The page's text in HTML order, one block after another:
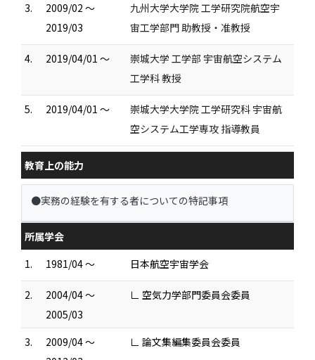
3.
2009/02 ～
2019/03
九州大学大学院 工学研究院航空宇
宙工学部門 助教授・准教授
4. 2019/04/01 ～
崇城大学 工学部 宇宙航空システム
工学科 教授
5. 2019/04/01 ～
崇城大学大学院 工学研究科 宇宙航
空システム工学専攻 指導教員
教育上の能力
●実務の経験を有する者についての特記事項
所属学会
1.
1981/04 ～ 日本航空宇宙学会
2.
2004/04 ～
2005/03
∟ 空気力学部門委員会委員
3.
2009/04 ～
∟ 論文集編集委員会委員